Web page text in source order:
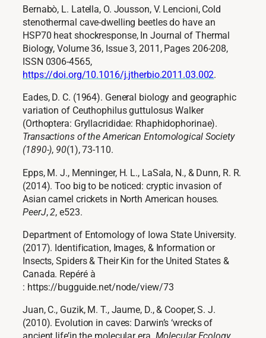
Bernabò, L. Latella, O. Jousson, V. Lencioni, Cold
stenothermal cave-dwelling beetles do have an
HSP70 heat shockresponse, In Journal of Thermal
Biology, Volume 36, Issue 3, 2011, Pages 206-208,
ISSN 0306-4565,
https://doi.org/10.1016/j.jtherbio.2011.03.002.
Eades, D. C. (1964). General biology and geographic
variation of Ceuthophilus guttulosus Walker
(Orthoptera: Gryllacrididae: Rhaphidophorinae).
Transactions of the American Entomological Society
(1890-), 90(1), 73-110.
Epps, M. J., Menninger, H. L., LaSala, N., & Dunn, R. R.
(2014). Too big to be noticed: cryptic invasion of
Asian camel crickets in North American houses.
PeerJ,2, e523.
Department of Entomology of Iowa State University.
(2017). Identification, Images, & Information or
Insects, Spiders & Their Kin for the United States &
Canada. Repéré à
: https://bugguide.net/node/view/73
Juan, C., Guzik, M. T., Jaume, D., & Cooper, S. J.
(2010). Evolution in caves: Darwin’s ‘wrecks of